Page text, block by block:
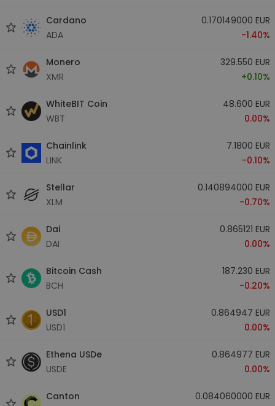
Cardano
ADA
0.170149000 EUR
-1.40%
Monero
XMR
329.550 EUR
+0.10%
WhiteBIT Coin
WBT
48.600 EUR
0.00%
Chainlink
LINK
7.1800 EUR
-0.10%
Stellar
XLM
0.140894000 EUR
-0.70%
Dai
DAI
0.865121 EUR
0.00%
Bitcoin Cash
BCH
187.230 EUR
-0.20%
USD1
USD1
0.864947 EUR
0.00%
Ethena USDe
USDE
0.864977 EUR
0.00%
Canton
0.084060000 EUR